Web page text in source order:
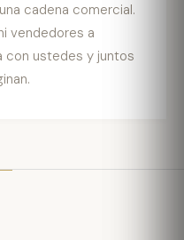
cadena comercial.
vendedores a
con ustedes y juntos